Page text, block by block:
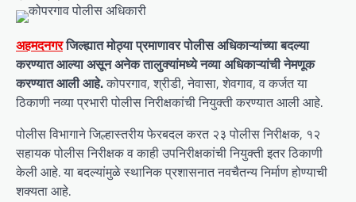
अहमदनगरजिल्ह्यात मोठ्या प्रमाणावर पोलीस अधिकाऱ्यांच्या बदल्या
करण्यात आल्या असून अनेक तालुक्यांमध्ये नव्या अधिकाऱ्यांची नेमणूक
करण्यात आली आहे.कोपरगाव, श्रीडी, नेवासा, शेवगाव, व कर्जत या
ठिकाणी नव्या प्रभारी पोलीस निरीक्षकांची नियुक्ती करण्यात आली आहे.
पोलीस विभागाने जिल्हास्तरीय फेरबदल करत २३ पोलीस निरीक्षक, १२
सहायक पोलीस निरीक्षक व काही उपनिरीक्षकांची नियुक्ती इतर ठिकाणी
केली आहे. या बदल्यांमुळे स्थानिक प्रशासनात नवचैतन्य निर्माण होण्याची
शक्यता आहे.